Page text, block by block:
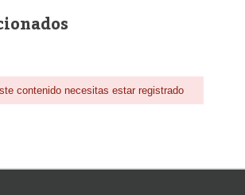
contenido necesitas estar registrado